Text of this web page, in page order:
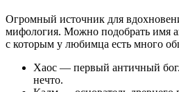
Огромный источник для
мифология. Можно подобрать имя
с которым у любимца есть много
Хаос — первый античный
нечто.